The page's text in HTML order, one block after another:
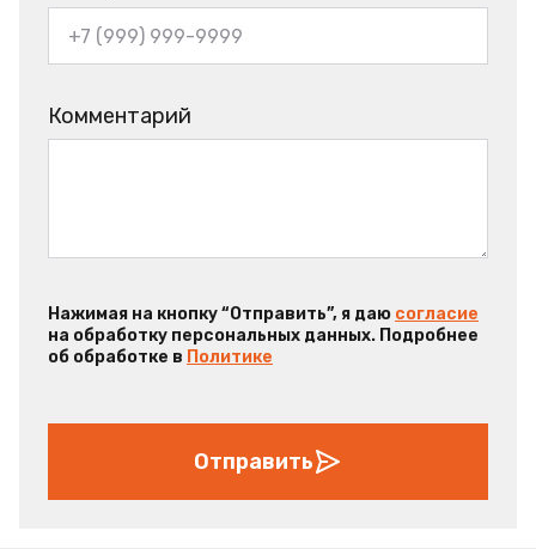
Комментарий
Нажимая на кнопку “Отправить”, я даю согласие
на обработку персональных данных. Подробнее
об обработке в Политике
Отправить